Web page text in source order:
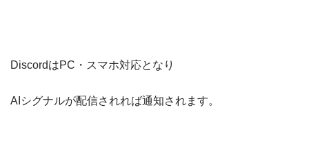
DiscordはPC・スマホ対応となり
AIシグナルが配信されれば通知されます。